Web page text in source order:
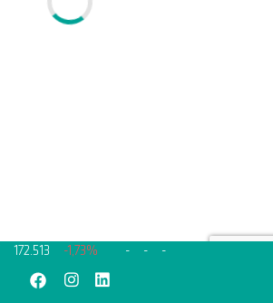
172.513 -1,73% - - -